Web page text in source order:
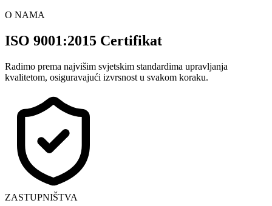
O NAMA
ISO 9001:2015 Certifikat
Radimo prema najvišim svjetskim standardima upravljanja
kvalitetom, osiguravajući izvrsnost u svakom koraku.
ZASTUPNIŠTVA